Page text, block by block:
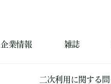
企業情報 雑誌
二次利用に関する